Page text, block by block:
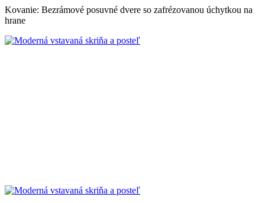
Kovanie: Bezrámové posuvné dvere so zafrézovanou úchytkou na
hrane